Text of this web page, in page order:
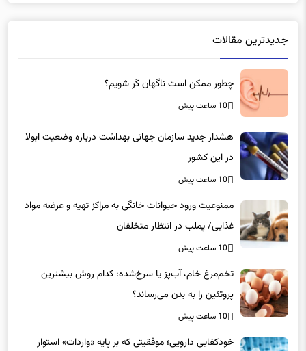
جدیدترین مقالات
چطور ممکن است ناگهان کَر شویم؟
10 ساعت پیش
هشدار جدید سازمان جهانی بهداشت درباره وضعیت ابولا
در این کشور
10 ساعت پیش
ممنوعیت ورود حیوانات خانگی به مراکز تهیه و عرضه مواد
غذایی/ پملب در انتظار متخلفان
10 ساعت پیش
تخم‌مرغ خام، آب‌پز یا سرخ‌شده؛ کدام روش بیشترین
پروتئین را به بدن می‌رساند؟
10 ساعت پیش
خودکفایی دارویی؛ موفقیتی که بر پایه‌ «واردات» استوار